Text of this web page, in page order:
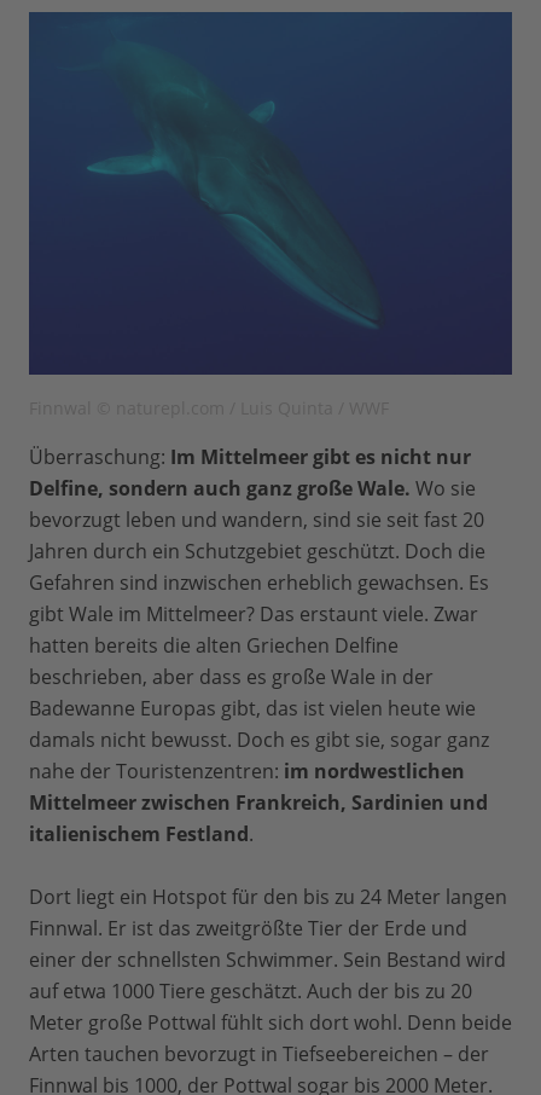
Überraschung: Im Mittelmeer gibt es nicht nur
Delfine, sondern auch ganz große Wale. Wo sie
bevorzugt leben und wandern, sind sie seit fast 20
Jahren durch ein Schutzgebiet geschützt. Doch die
Gefahren sind inzwischen erheblich gewachsen. Es
gibt Wale im Mittelmeer? Das erstaunt viele. Zwar
hatten bereits die alten Griechen Delfine
beschrieben, aber dass es große Wale in der
Badewanne Europas gibt, das ist vielen heute wie
damals nicht bewusst. Doch es gibt sie, sogar ganz
nahe der Touristenzentren: im nordwestlichen
Mittelmeer zwischen Frankreich, Sardinien und
italienischem Festland.
Dort liegt ein Hotspot für den bis zu 24 Meter langen
Finnwal. Er ist das zweitgrößte Tier der Erde und
einer der schnellsten Schwimmer. Sein Bestand wird
auf etwa 1000 Tiere geschätzt. Auch der bis zu 20
Meter große Pottwal fühlt sich dort wohl. Denn beide
Arten tauchen bevorzugt in Tiefseebereichen – der
Finnwal bis 1000, der Pottwal sogar bis 2000 Meter.